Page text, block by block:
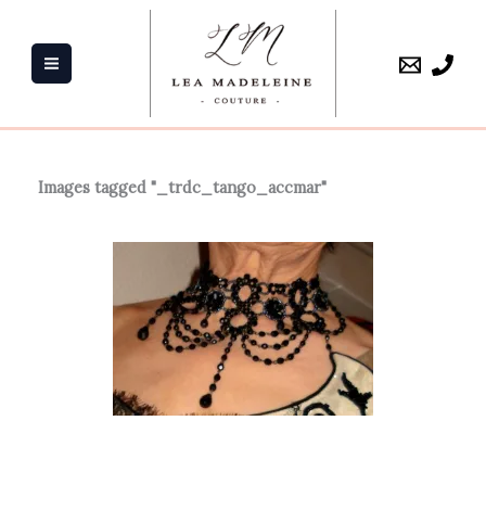
contenu
Images tagged "_trdc_tango_accmar"